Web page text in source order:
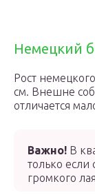
Немецкий
Рост
см. Внешне
отличается
Важно! В
только если
громкого